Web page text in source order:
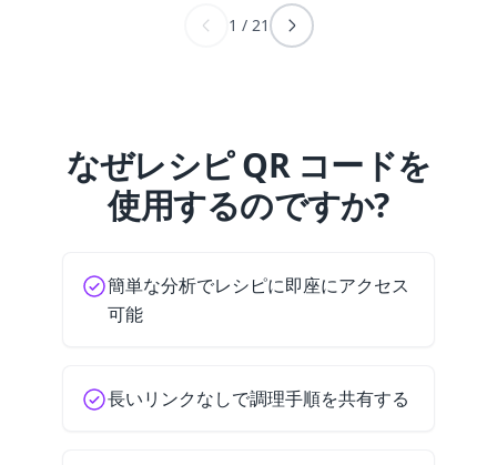
1 / 21
なぜレシピ QR コードを
使用するのですか?
簡単な分析でレシピに即座にアクセス
可能
長いリンクなしで調理手順を共有する